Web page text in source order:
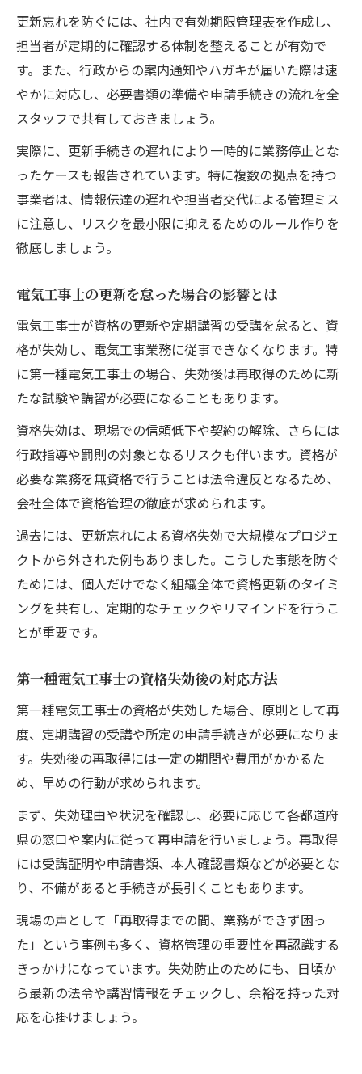
更新忘れを防ぐには、社内で有効期限管理表を作成し、
担当者が定期的に確認する体制を整えることが有効で
す。また、行政からの案内通知やハガキが届いた際は速
やかに対応し、必要書類の準備や申請手続きの流れを全
スタッフで共有しておきましょう。
実際に、更新手続きの遅れにより一時的に業務停止とな
ったケースも報告されています。特に複数の拠点を持つ
事業者は、情報伝達の遅れや担当者交代による管理ミス
に注意し、リスクを最小限に抑えるためのルール作りを
徹底しましょう。
電気工事士の更新を怠った場合の影響とは
電気工事士が資格の更新や定期講習の受講を怠ると、資
格が失効し、電気工事業務に従事できなくなります。特
に第一種電気工事士の場合、失効後は再取得のために新
たな試験や講習が必要になることもあります。
資格失効は、現場での信頼低下や契約の解除、さらには
行政指導や罰則の対象となるリスクも伴います。資格が
必要な業務を無資格で行うことは法令違反となるため、
会社全体で資格管理の徹底が求められます。
過去には、更新忘れによる資格失効で大規模なプロジェ
クトから外された例もありました。こうした事態を防ぐ
ためには、個人だけでなく組織全体で資格更新のタイミ
ングを共有し、定期的なチェックやリマインドを行うこ
とが重要です。
第一種電気工事士の資格失効後の対応方法
第一種電気工事士の資格が失効した場合、原則として再
度、定期講習の受講や所定の申請手続きが必要になりま
す。失効後の再取得には一定の期間や費用がかかるた
め、早めの行動が求められます。
まず、失効理由や状況を確認し、必要に応じて各都道府
県の窓口や案内に従って再申請を行いましょう。再取得
には受講証明や申請書類、本人確認書類などが必要とな
り、不備があると手続きが長引くこともあります。
現場の声として「再取得までの間、業務ができず困っ
た」という事例も多く、資格管理の重要性を再認識する
きっかけになっています。失効防止のためにも、日頃か
ら最新の法令や講習情報をチェックし、余裕を持った対
応を心掛けましょう。